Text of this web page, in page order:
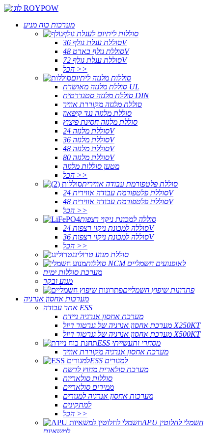
מערכות כוח מניע
סוללות ליתיום לעגלת גולף
סוללת עגלת גולף 36V
סוללת גולף בארט 48V
סוללת עגלת גולף 72V
הכל >>
סוללות מלגזה ליתיום
סוללת מלגזה מאושרת UL
סוללת מלגזה סטנדרטית DIN
סוללת מלגזה מקוררת אוויר
סוללת מלגזה נגד קיפאון
סוללת מלגזה חסינת פיצוץ
סוללת מלגזה 24V
סוללת מלגזה 36V
סוללת מלגזה 48V
סוללת מלגזה 80V
מטען סוללות מלגזה
הכל >>
סוללת פלטפורמת עבודה אווירית
סוללת פלטפורמת עבודה אווירית 24V
סוללת פלטפורמת עבודה אווירית 48V
הכל >>
סוללה למכונת ניקוי רצפות
סוללה למכונת ניקוי רצפות 24V
סוללה למכונת ניקוי רצפות 36V
הכל >>
סוללת מנוע טרולינג
סוללות NCM לאופנועים חשמליים
מערכת סוללות ימית
מנוע ובקר
פתרונות שיפוץ חשמליים
מערכות אחסון אנרגיה
אתר עבודה ESS
מערכת אחסון אנרגיה ניידת
מערכת אחסון אנרגיה של גנרטור דיזל X250KT
מערכת אחסון אנרגיה של גנרטור דיזל X500KT
ESS מסחרי ותעשייתי
מערכת אחסון אנרגיה מקוררת אוויר
ESS למגורים
מערכת סולארית מחוץ לרשת
סוללות סולאריות
ממירים סולאריים
מערכות אחסון אנרגיה למגורים
למתקינים
הכל >>
APU חשמלי לחלוטין
למשאיות